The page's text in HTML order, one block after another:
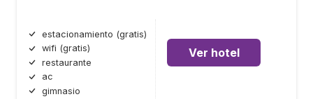
estacionamiento (gratis)
wifi (gratis)
restaurante
ac
gimnasio
Ver hotel